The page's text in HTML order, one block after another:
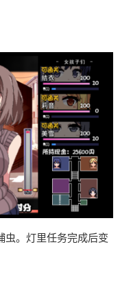
虫。灯里任务完成后变